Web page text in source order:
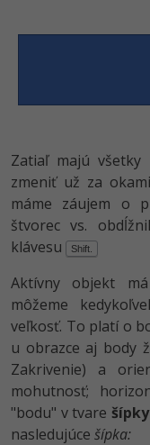
Zatiaľ majú
zmeniť už za
máme záujem o
štvorec vs.
klávesu
Shift.
Aktívny objekt
môžeme
veľkosť. To platí o
u obrazce aj body
Zakrivenie) a
mohutnosť;
"bodu" v tvare šípky
nasledujúce šípka: